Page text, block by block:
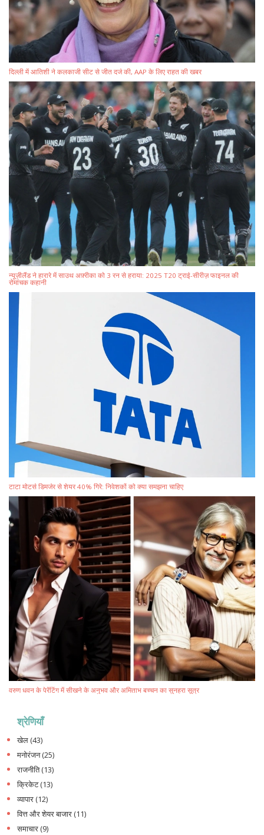
दिल्ली में आतिशी ने कलकाजी सीट से जीत दर्ज की, AAP के लिए राहत की खबर
न्यूज़ीलैंड ने हारारे में साउथ अफ़्रीका को 3 रन से हराया: 2025 T20 ट्राई-सीरीज़ फाइनल की
रोमांचक कहानी
टाटा मोटर्स डिमर्जर से शेयर 40% गिरे: निवेशकों को क्या समझना चाहिए
वरुण धवन के पेरेंटिंग में सीखने के अनुभव और अमिताभ बच्चन का सुनहरा सूत्र
श्रेणियाँ
खेल (43)
मनोरंजन(25)
राजनीति(13)
क्रिकेट(13)
व्यापार (12)
वित्त और शेयर बाजार (11)
समाचार (9)